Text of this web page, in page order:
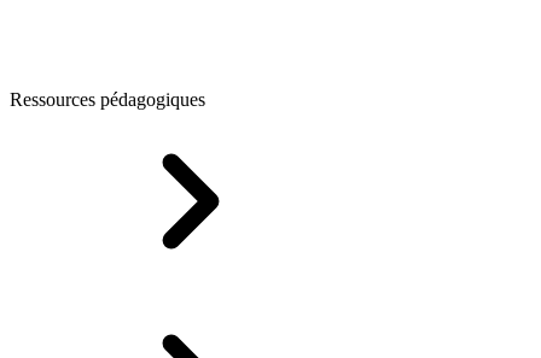
Ressources pédagogiques